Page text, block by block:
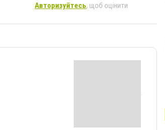
Авторизуйтесь, щоб оцінити